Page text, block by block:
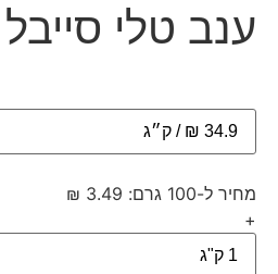
ענב טלי סייבל
מחיר ל-100 גרם: 3.49 ₪
+